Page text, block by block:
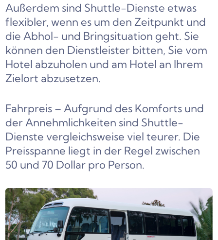
Außerdem sind Shuttle-Dienste etwas
flexibler, wenn es um den Zeitpunkt und
die Abhol- und Bringsituation geht. Sie
können den Dienstleister bitten, Sie vom
Hotel abzuholen und am Hotel an Ihrem
Zielort abzusetzen.
Fahrpreis – Aufgrund des Komforts und
der Annehmlichkeiten sind Shuttle-
Dienste vergleichsweise viel teurer. Die
Preisspanne liegt in der Regel zwischen
50 und 70 Dollar pro Person.